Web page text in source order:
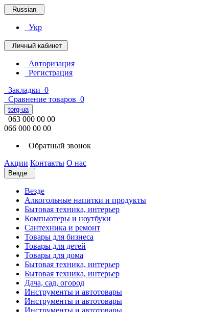
Russian
Укр
Личный кабинет
Авторизация
Регистрация
Закладки 0
Сравнение товаров 0
torg-ua
063 000 00 00
066 000 00 00
Обратный звонок
Акции Контакты О нас
Везде
Везде
Алкогольные напитки и продукты
Бытовая техника, интерьер
Компьютеры и ноутбуки
Сантехника и ремонт
Товары для бизнеса
Товары для детей
Товары для дома
Бытовая техника, интерьер
Бытовая техника, интерьер
Дача, сад, огород
Инструменты и автотовары
Инструменты и автотовары
Инструменты и автотовары